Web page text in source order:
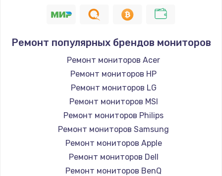
725 руб.
Замена вебкамеры
1260 руб.
Заказать
Ремонт петель крышки
990 руб.
Заказать
Настройка Wi-Fi
Ремонт популярных брендов мониторов
Ремонт мониторов Acer
Ремонт мониторов HP
Ремонт мониторов LG
Ремонт мониторов MSI
Ремонт мониторов Philips
Ремонт мониторов Samsung
Ремонт мониторов Apple
Ремонт мониторов Dell
Ремонт мониторов BenQ